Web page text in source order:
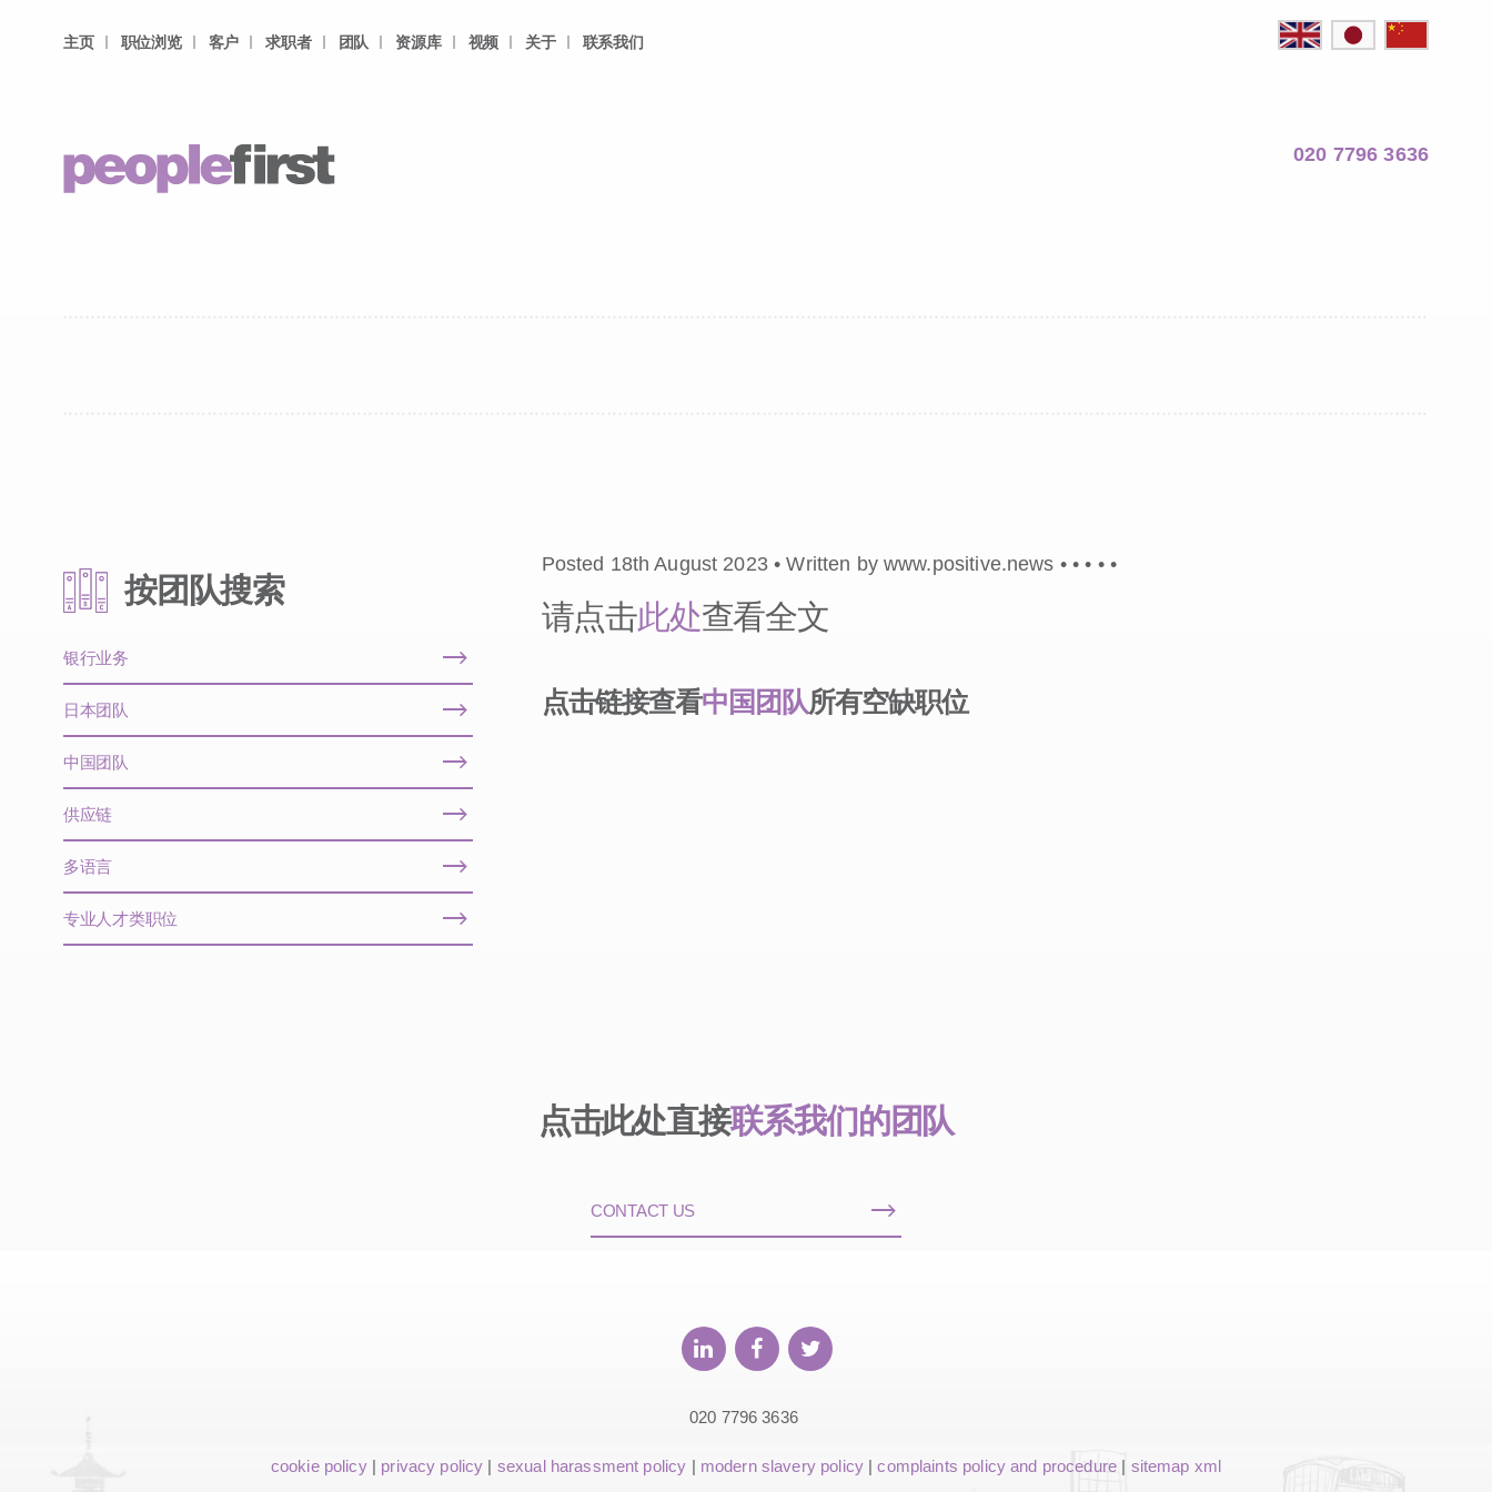
主页 职位浏览 客户 求职者 团队 资源库 视频 关于 联系我们
020 7796 3636
Posted 18th August 2023 • Written by www.positive.news ••• • •
请点击此处查看全文
点击链接查看中国团队所有空缺职位
按团队搜索
银行业务
日本团队
中国团队
供应链
多语言
专业人才类职位
点击此处直接联系我们的团队
CONTACT US
020 7796 3636
cookie policy| privacy policy | sexual harassment policy | modern slavery policy|complaints policy and procedure | sitemap xml